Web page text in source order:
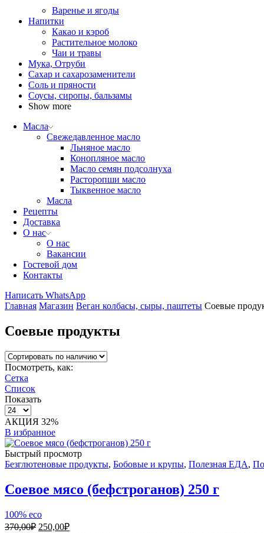
Варенье и ягоды
Напитки
Какао и кэроб
Растительное молоко
Чаи и травы
Мука, Отруби
Сахар и сахарозаменители
Соль и пряности
Соусы, сиропы, бальзамы
Show more
Масла
Свежедавленное масло
Льняное масло
Конопляное масло
Масло семян подсолнуха
Расторопши масло
Тыквенное масло
Масла
Рецепты
Доставка
О нас
О нас
Вакансии
Гостевой дом
Контакты
Написать WhatsApp
Главная Магазин Веган колбасы, сыры, паштеты Соевые
Соевые продукты
Посмотреть, как:
Сетка
Список
Показать
Товаров
на
странице
АКЦИЯ 32%
В избранное
Быстрый просмотр
Безглютеновые продукты, Бобовые и крупы, Полезная ЕДА,
Соевое мясо (бефстроганов) 250 г
100% eco
370,00₽ Первоначальная
250,00₽Текущая